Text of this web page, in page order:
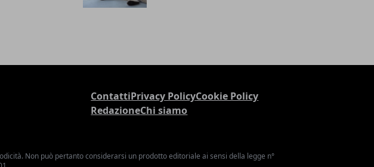
ContattiPrivacy PolicyCookie Policy
RedazioneChi siamo
Non può pertanto considerarsi un prodotto editoriale ai sensi della legge n°